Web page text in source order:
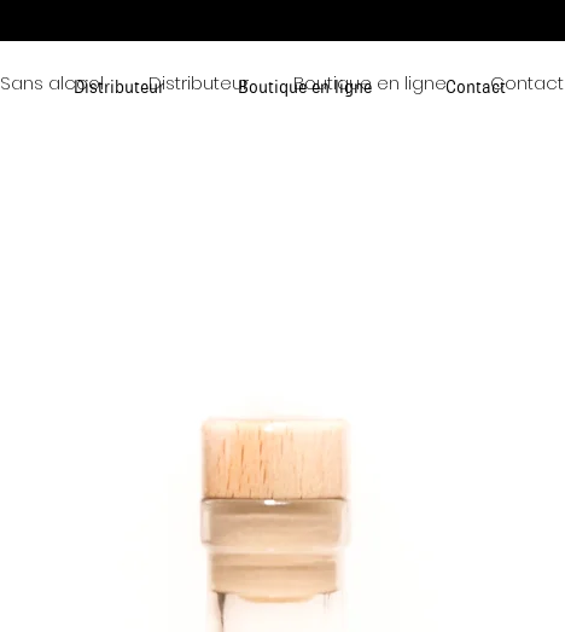
Sans alcool Distributeur Boutique en ligne Contact
Distributeur Boutique en ligne Contact